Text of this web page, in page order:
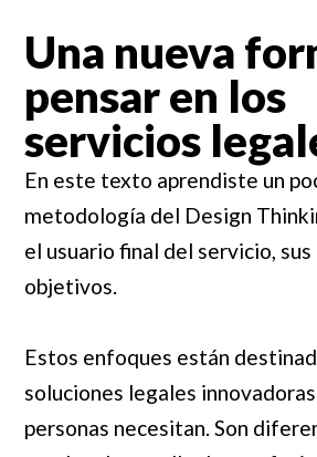
Una nueva
pensar en los
servicios
En este texto aprendiste un
metodología del Design
el usuario final del servicio,
objetivos.
Estos enfoques están
soluciones legales
personas necesitan. Son